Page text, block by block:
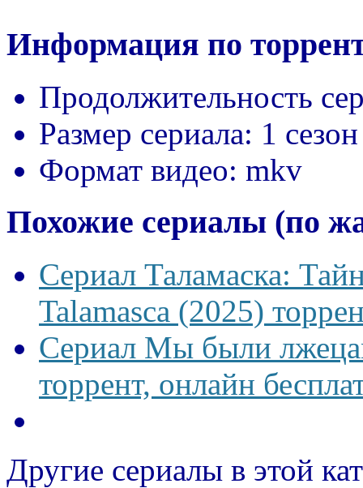
Информация по
Продолжительность
Размер сериала: 1
Формат видео: mkv
Похожие сериалы (по
Сериал Таламаска:
Talamasca (2025)
Сериал Мы были
торрент, онлайн
Другие сериалы в этой